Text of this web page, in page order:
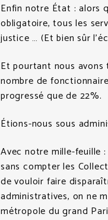
Enfin notre État : alors
obligatoire, tous les
justice … (Et bien sûr
Et pourtant nous
nombre de
progressé que de 22%.
Étions-nous sous
Avec notre mille-feuille
sans compter les
de vouloir faire
administratives, on ne
métropole du grand